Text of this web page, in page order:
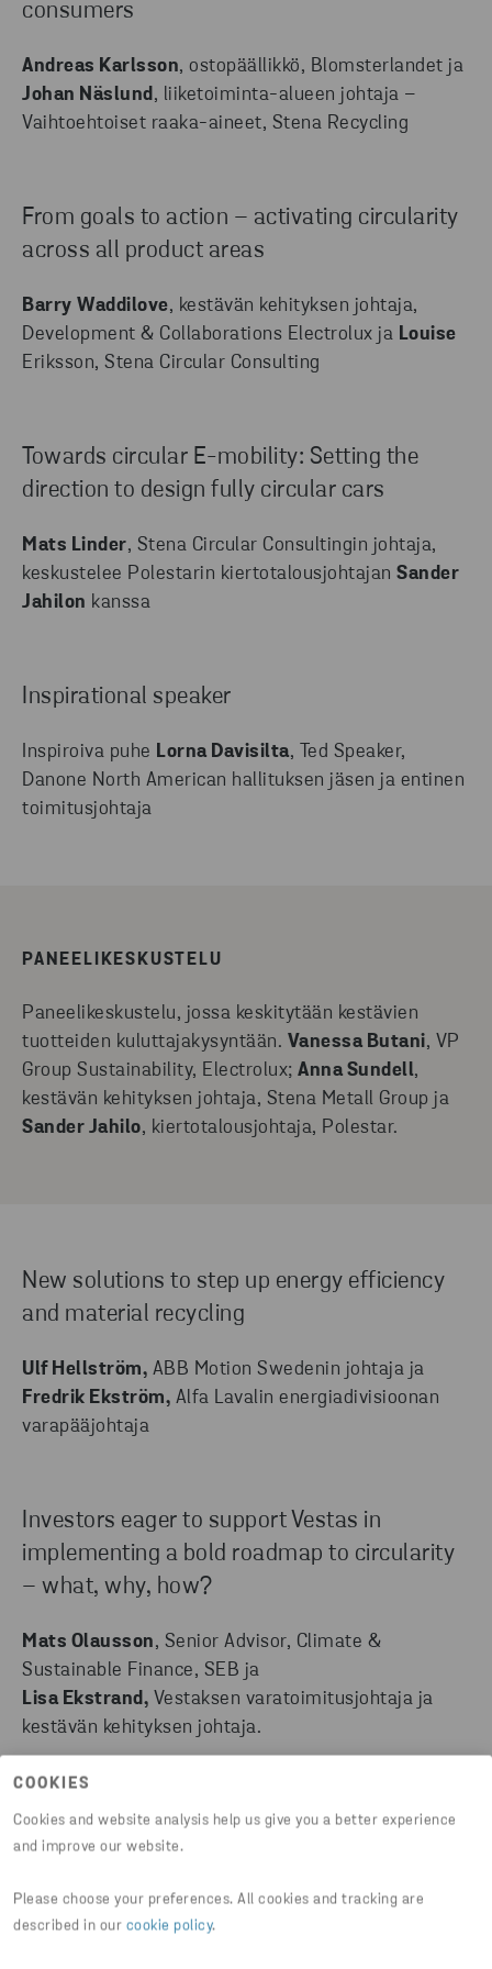
COOKIES
Cookies and website analysis help us give you a better experience
and improve our website.
Please choose your preferences. All cookies and tracking are
described in our cookie policy.
consumers
Andreas Karlsson, ostopäällikkö, Blomsterlandet ja
Johan Näslund , liiketoiminta-alueen johtaja –
Vaihtoehtoiset raaka-aineet, Stena Recycling
From goals to action – activating circularity
across all product areas
Barry Waddilove, kestävän kehityksen johtaja,
Development & Collaborations Electrolux ja Louise
Eriksson, Stena Circular Consulting
Towards circular E-mobility: Setting the
direction to design fully circular cars
Mats Linder, Stena Circular Consultingin johtaja,
keskustelee Polestarin kiertotalousjohtajan Sander
Jahilon kanssa
Inspirational speaker
Inspiroiva puhe Lorna Davisilta, Ted Speaker,
Danone North American hallituksen jäsen ja entinen
toimitusjohtaja
PANEELIKESKUSTELU
Paneelikeskustelu, jossa keskitytään kestävien
tuotteiden kuluttajakysyntään. Vanessa Butani, VP
Group Sustainability, Electrolux; Anna Sundell,
kestävän kehityksen johtaja, Stena Metall Group ja
Sander Jahilo, kiertotalousjohtaja, Polestar.
New solutions to step up energy efficiency
and material recycling
Ulf Hellström, ABB Motion Swedenin johtaja ja
Fredrik Ekström, Alfa Lavalin energiadivisioonan
varapääjohtaja
Investors eager to support Vestas in
implementing a bold roadmap to circularity
– what, why, how?
Mats Olausson, Senior Advisor, Climate &
Sustainable Finance, SEB ja
Lisa Ekstrand, Vestaksen varatoimitusjohtaja ja
kestävän kehityksen johtaja.
Life cycle thinking - a key mindset to create
a more circular company
Johan Lannering, SKF:n kestävyysjohtaja